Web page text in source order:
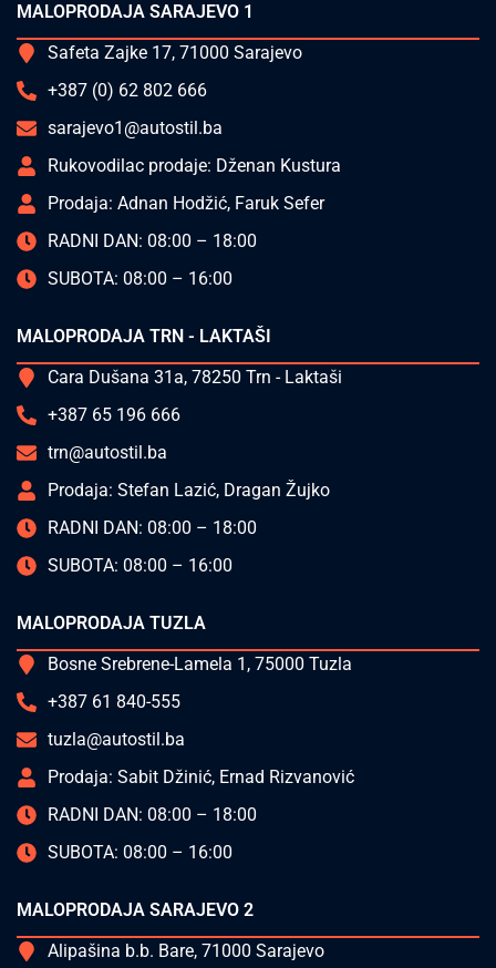
MALOPRODAJA SARAJEVO 1
Safeta Zajke 17, 71000 Sarajevo
+387 (0) 62 802 666
sarajevo1@autostil.ba
Rukovodilac prodaje: Dženan Kustura
Prodaja: Adnan Hodžić, Faruk Sefer
RADNI DAN: 08:00 – 18:00
SUBOTA: 08:00 – 16:00
MALOPRODAJA TRN - LAKTAŠI
Cara Dušana 31a, 78250 Trn - Laktaši
+387 65 196 666
trn@autostil.ba
Prodaja: Stefan Lazić, Dragan Žujko
RADNI DAN: 08:00 – 18:00
SUBOTA: 08:00 – 16:00
MALOPRODAJA TUZLA
Bosne Srebrene-Lamela 1, 75000 Tuzla
+387 61 840-555
tuzla@autostil.ba
Prodaja: Sabit Džinić, Ernad Rizvanović
RADNI DAN: 08:00 – 18:00
SUBOTA: 08:00 – 16:00
MALOPRODAJA SARAJEVO 2
Alipašina b.b. Bare, 71000 Sarajevo